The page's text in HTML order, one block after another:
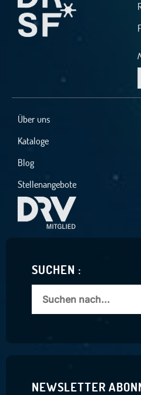
Über uns
Kataloge
Blog
Stellenangebote
SUCHEN :
NEWSLETTER